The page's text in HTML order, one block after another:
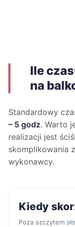
Ile
na
Standardowy
– 5 godz. Warto
realizacji jest
skomplikowania
wykonawcy.
Kiedy
Poza szczytem